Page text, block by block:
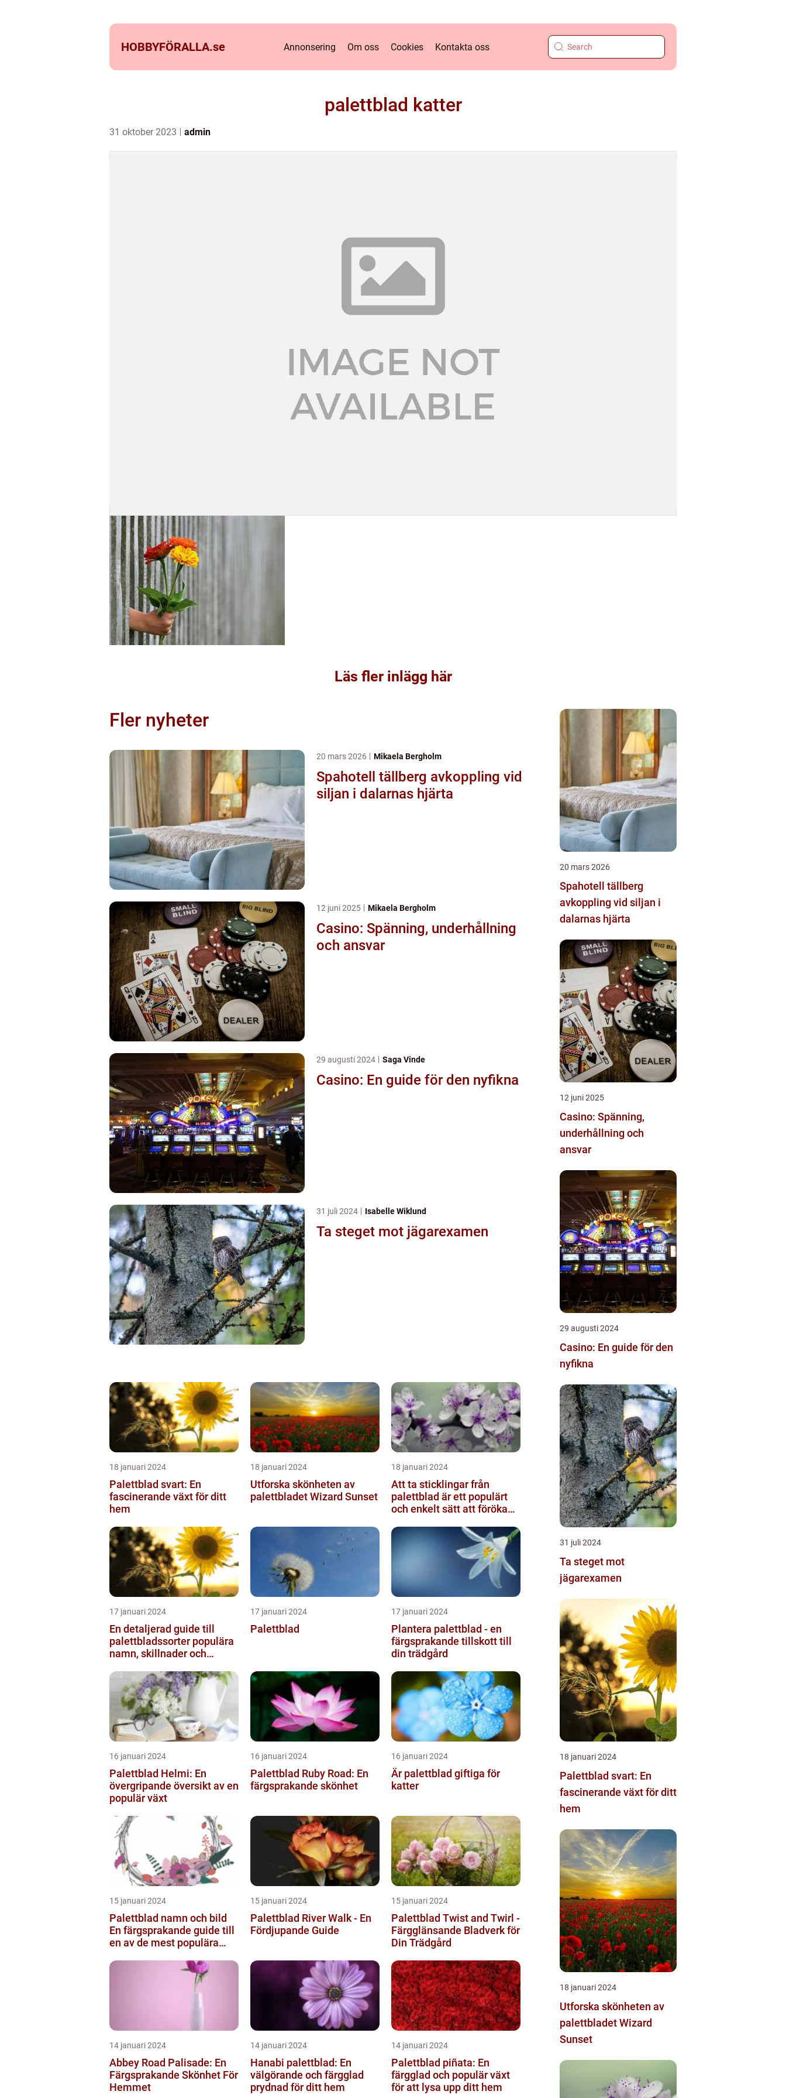
HOBBYFÖRALLA.se Annonsering Om oss Cookies Kontakta oss
palettblad katter
31 oktober 2023 admin
Läs fler inlägg här
Fler nyheter
20 mars 2026 Mikaela Bergholm
Spahotell tällberg avkoppling vid
siljan i dalarnas hjärta
12 juni 2025 Mikaela Bergholm
Casino: Spänning, underhållning
och ansvar
29 augusti 2024 Saga Vinde
Casino: En guide för den nyfikna
31 juli 2024 Isabelle Wiklund
Ta steget mot jägarexamen
18 januari 2024
Palettblad svart: En
fascinerande växt för ditt
hem
18 januari 2024
Utforska skönheten av
palettbladet Wizard Sunset
18 januari 2024
Att ta sticklingar från
palettblad är ett populärt
och enkelt sätt att föröka
17 januari 2024
En detaljerad guide till
palettbladssorter populära
namn, skillnader och
17 januari 2024
Palettblad
17 januari 2024
Plantera palettblad - en
färgsprakande tillskott till
din trädgård
16 januari 2024
Palettblad Helmi: En
övergripande översikt av en
populär växt
16 januari 2024
Palettblad Ruby Road: En
färgsprakande skönhet
16 januari 2024
Är palettblad giftiga för
katter
15 januari 2024
Palettblad namn och bild
En färgsprakande guide till
en av de mest populära
15 januari 2024
Palettblad River Walk - En
Fördjupande Guide
15 januari 2024
Palettblad Twist and Twirl -
Färgglänsande Bladverk för
Din Trädgård
14 januari 2024
Abbey Road Palisade: En
Färgsprakande Skönhet För
Hemmet
14 januari 2024
Hanabi palettblad: En
välgörande och färgglad
prydnad för ditt hem
14 januari 2024
Palettblad piñata: En
färgglad och populär växt
för att lysa upp ditt hem
20 mars 2026
Spahotell tällberg
avkoppling vid siljan i
dalarnas hjärta
12 juni 2025
Casino: Spänning,
underhållning och
ansvar
29 augusti 2024
Casino: En guide för den
nyfikna
31 juli 2024
Ta steget mot
jägarexamen
18 januari 2024
Palettblad svart: En
fascinerande växt för ditt
hem
18 januari 2024
Utforska skönheten av
palettbladet Wizard
Sunset